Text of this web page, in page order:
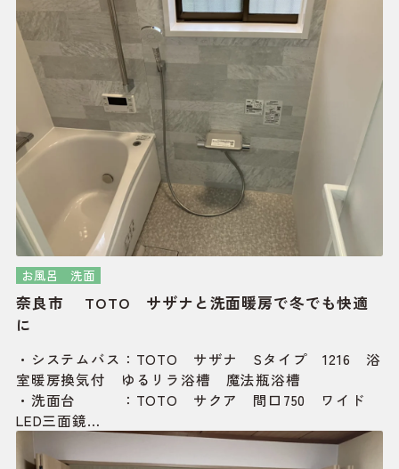
お風呂 洗面
奈良市 TOTO サザナと洗面暖房で冬でも快適
に
・システムバス：TOTO サザナ Sタイプ 1216 浴
室暖房換気付 ゆるリラ浴槽 魔法瓶浴槽
・洗面台 ：TOTO サクア 間口750 ワイド
LED三面鏡
・内窓 ：リクシル インプラス
・可動棚 ：南海プライウッド アードランバー